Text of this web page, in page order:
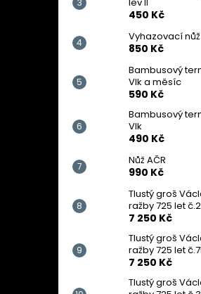
450 Kč
Vyhazovací
850 Kč
Bambusový
Vlk a měsíc
590 Kč
Bambusový
Vlk
490 Kč
Nůž AČR
990 Kč
Tlustý groš
ražby 725 let
7 250 Kč
Tlustý groš
ražby 725 let
7 250 Kč
Tlustý groš